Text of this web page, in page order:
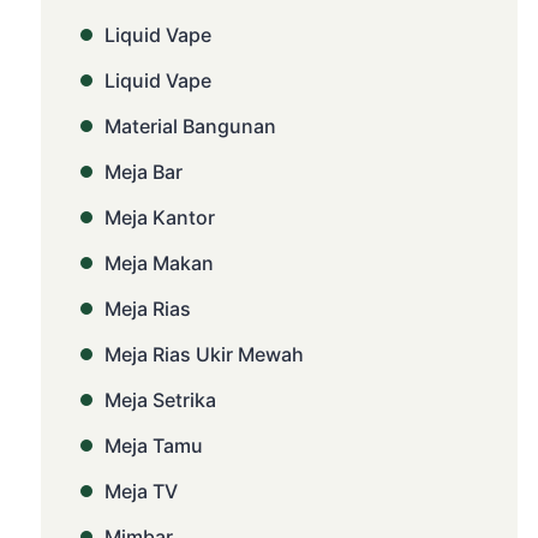
Liquid Vape
Liquid Vape
Material Bangunan
Meja Bar
Meja Kantor
Meja Makan
Meja Rias
Meja Rias Ukir Mewah
Meja Setrika
Meja Tamu
Meja TV